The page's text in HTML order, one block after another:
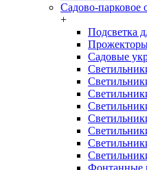
Садово-парковое
+
Подсветка
Садовые
Фонтанные